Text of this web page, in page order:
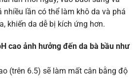
nhiều lần có thể làm khô da và phá
khiến da dễ bị kích ứng hơn.
cao ảnh hưởng đến da bà bầu như
(trên 6.5) sẽ làm mất cân bằng độ